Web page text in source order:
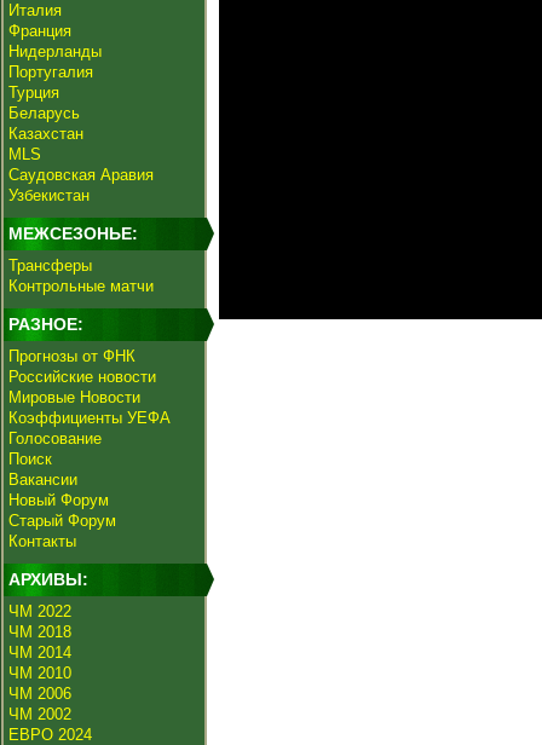
Италия
Франция
Нидерланды
Португалия
Турция
Беларусь
Казахстан
MLS
Саудовская Аравия
Узбекистан
МЕЖСЕЗОНЬЕ:
Трансферы
Контрольные матчи
РАЗНОЕ:
Прогнозы от ФНК
Российские новости
Мировые Новости
Коэффициенты УЕФА
Голосование
Поиск
Вакансии
Новый Форум
Старый Форум
Контакты
АРХИВЫ:
ЧМ 2022
ЧМ 2018
ЧМ 2014
ЧМ 2010
ЧМ 2006
ЧМ 2002
ЕВРО 2024